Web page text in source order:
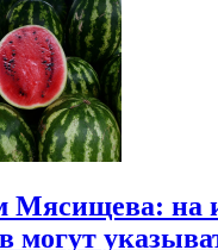
Мясищева: на
могут